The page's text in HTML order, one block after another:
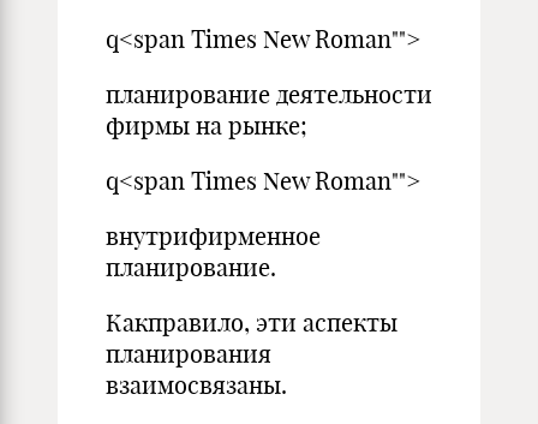
q<span Times New Roman"">
планирование деятельности
фирмы на рынке;
q<span Times New Roman"">
внутрифирменное
планирование.
Какправило, эти аспекты
планирования
взаимосвязаны.